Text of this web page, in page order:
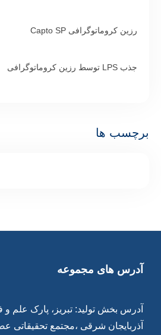
رزین کروماتوگرافی Capto SP
جذب LPS توسط رزین کروماتوگرافی
برچسب ها
آدرس های مجموعه
آدرس بخش تولید: تبریز، پارک علم و